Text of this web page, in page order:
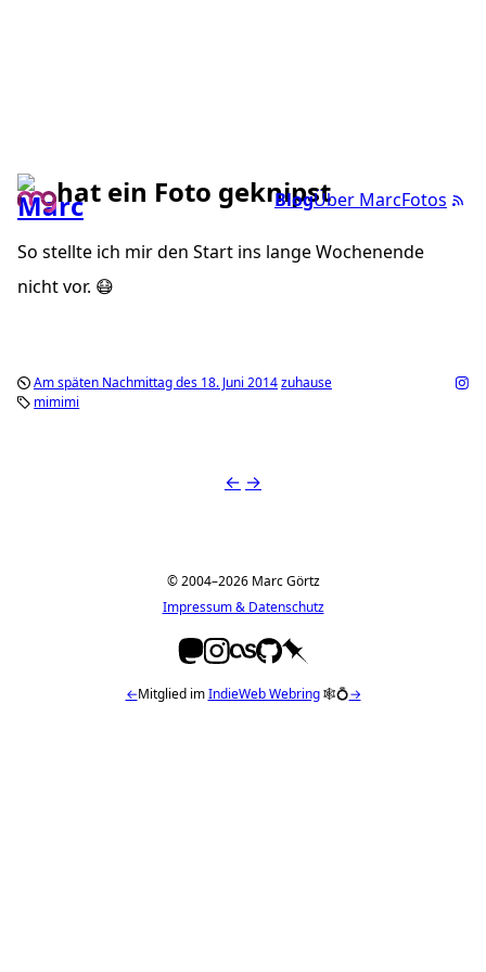
BlogÜber MarcFotos
hat ein Foto geknipst
So stellte ich mir den Start ins lange Wochenende
nicht vor. 😷
Am späten Nachmittag des 18. Juni 2014zuhause
mimimi
← →
© 2004–2026 Marc Görtz
Impressum & Datenschutz
←Mitglied imIndieWeb Webring🕸💍→